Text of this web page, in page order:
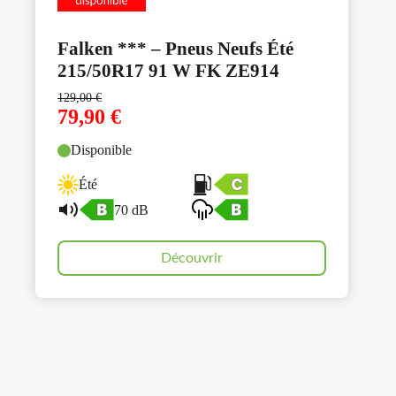
Falken *** – Pneus Neufs Été
215/50R17 91 W FK ZE914
129,00€
79,90 €
Disponible
Été
70 dB
Découvrir